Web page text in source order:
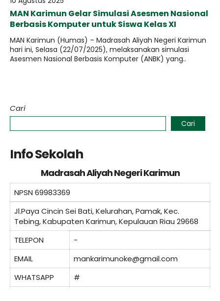
MAN Karimun Gelar Simulasi Asesmen Nasional
Berbasis Komputer untuk Siswa Kelas XI
MAN Karimun (Humas) – Madrasah Aliyah Negeri Karimun
hari ini, Selasa (22/07/2025), melaksanakan simulasi
Asesmen Nasional Berbasis Komputer (ANBK) yang..
Cari
Cari
Info Sekolah
Madrasah Aliyah Negeri Karimun
NPSN 69983369
Jl.Paya Cincin Sei Bati, Kelurahan, Pamak, Kec.
Tebing, Kabupaten Karimun, Kepulauan Riau 29668
TELEPON
-
EMAIL
mankarimunoke@gmail.com
WHATSAPP
#